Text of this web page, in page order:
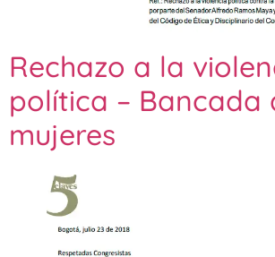
Rechazo a la
política – Bancada
mujeres